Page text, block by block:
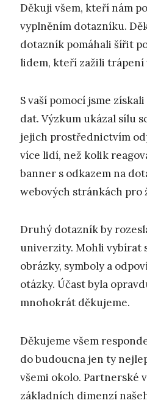
Děkuji všem, kteří nám
vyplněním dotazníku.
dotazník pomáhali šířit
lidem, kteří zažili trápení
S vaší pomocí jsme
dat. Výzkum ukázal sílu
jejich prostřednictvím
více lidí, než kolik
banner s odkazem na
webových stránkách pro
Druhý dotazník by
univerzity. Mohli vybírat
obrázky, symboly a
otázky. Účast byla
mnohokrát děkujeme.
Děkujeme všem
do budoucna jen ty
všemi okolo. Partnerské
základních dimenzí